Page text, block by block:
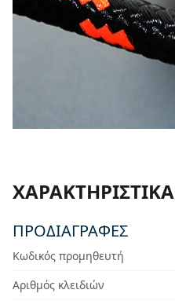
ΧΑΡΑΚΤΗΡΙΣΤΙΚΆ
ΠΡΟΔΙΑΓΡΑΦΈΣ
Κωδικός προμηθευτή
Αριθμός κλειδιών